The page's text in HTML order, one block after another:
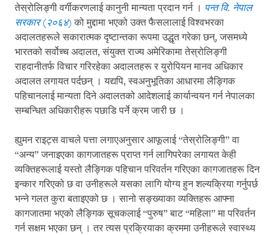
तेस्रोलिङ्गी वर्गीकरणलाई कानुनी मान्यता प्रदान गर्न । पन्त वि. नेपाल
सरकार (२०६४) को मुद्दामा भएको उक्त फैसलालाई विश्वभरका
अदालतहरूले सकारात्मक दृष्टान्तका रूपमा उद्धृत गरेका छन्, जसमध्ये
भारतको सर्वोच्च अदालत, संयुक्त राज्य अमेरिकामा तेस्रोलिङ्गी
राहदानीतर्फ विचार गरिरहेका अदालतहरू र युरोपियन मानव अधिकार
अदालत लगायत पर्दछन् । यद्यपि, स्वअनुभूतिका आधारमा लैङ्गिक
पहिचानलाई मान्यता दिने अदालतको आदेशलाई कार्यान्वयन गर्न नेपालका
सम्बन्धित अधिकारीहरू पछाडि पर्ने क्रम जारी छ ।
ह्युमन राइट्स वाचले पत्ता लगाएअनुसार आफूलाई “तेस्रोलिङ्गी” वा
“अन्य” जनाइएका कागजातहरू प्राप्त गर्न लागिपरेका लगायत केही
व्यक्तिहरूलाई यस्तो लैङ्गिक पहिचान परिवर्तन गरिएका कागजातहरू दिन
इन्कार गरिएको छ वा उनीहरूले यसका लागि योग्य हुन शल्यक्रिया गर्नुपर्छ
भन्ने गलत कुरा बताइएको छ । सानो सङ्ख्याका व्यक्तिहरू आफ्ना
कागजातमा भएको लैङ्गिक सूचकलाई “पुरुष” बाट “महिला” मा परिवर्तन
गर्न सक्षम भएका छन् । तर त्यस प्रक्रियाका क्रममा उनीहरूले स्वास्थ्य